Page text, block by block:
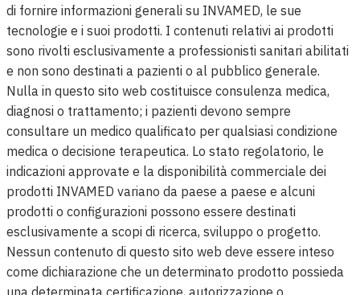
di fornire informazioni generali su INVAMED, le sue
tecnologie e i suoi prodotti. I contenuti relativi ai prodotti
sono rivolti esclusivamente a professionisti sanitari abilitati
e non sono destinati a pazienti o al pubblico generale.
Nulla in questo sito web costituisce consulenza medica,
diagnosi o trattamento; i pazienti devono sempre
consultare un medico qualificato per qualsiasi condizione
medica o decisione terapeutica. Lo stato regolatorio, le
indicazioni approvate e la disponibilità commerciale dei
prodotti INVAMED variano da paese a paese e alcuni
prodotti o configurazioni possono essere destinati
esclusivamente a scopi di ricerca, sviluppo o progetto.
Nessun contenuto di questo sito web deve essere inteso
come dichiarazione che un determinato prodotto possieda